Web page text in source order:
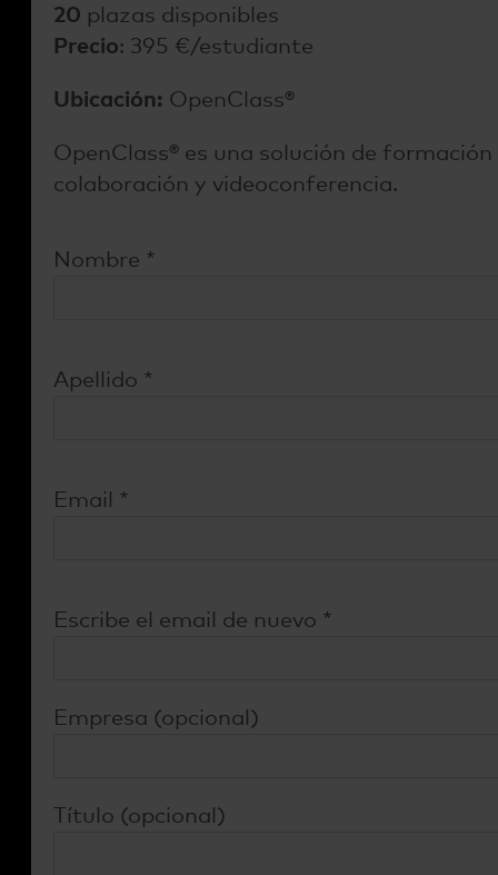
20 plazas disponibles
Precio: 395 €/estudiante
Ubicación: OpenClass®
OpenClass® es una solución de
colaboración y videoconferencia.
Nombre *
Apellido *
Email *
Escribe el email de nuevo *
Empresa (opcional)
Título (opcional)